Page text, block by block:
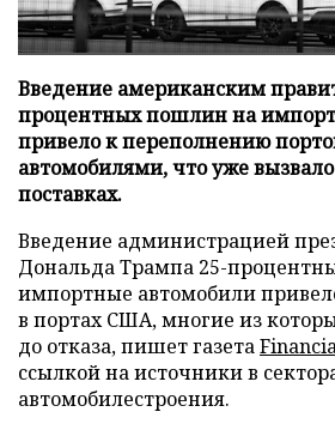
Введение американским
процентных пошлин на
привело к переполнению
автомобилями, что уже
поставках.
Введение администрацией
Дональда Трампа 25-
импортные автомобили
в портах США, многие из
до отказа, пишет газета
ссылкой на источники в
автомобилестроения.